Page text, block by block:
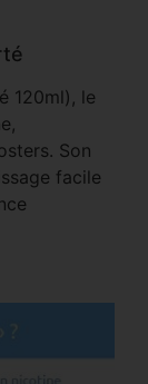
120ml), le
Son
facile